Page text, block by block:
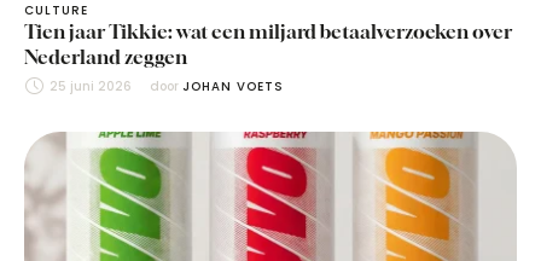
CULTURE
Tien jaar Tikkie: wat een miljard betaalverzoeken over
Nederland zeggen
25 juni 2026 door JOHAN VOETS